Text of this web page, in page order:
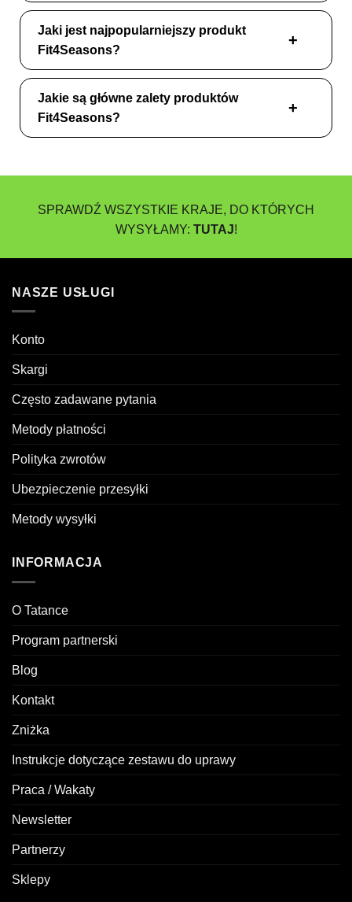
Jaki jest najpopularniejszy produkt
Fit4Seasons?
Jakie są główne zalety produktów
Fit4Seasons?
SPRAWDŹ WSZYSTKIE KRAJE, DO KTÓRYCH
WYSYŁAMY: TUTAJ!
NASZE USŁUGI
Konto
Skargi
Często zadawane pytania
Metody płatności
Polityka zwrotów
Ubezpieczenie przesyłki
Metody wysyłki
INFORMACJA
O Tatance
Program partnerski
Blog
Kontakt
Zniżka
Instrukcje dotyczące zestawu do uprawy
Praca / Wakaty
Newsletter
Partnerzy
Sklepy